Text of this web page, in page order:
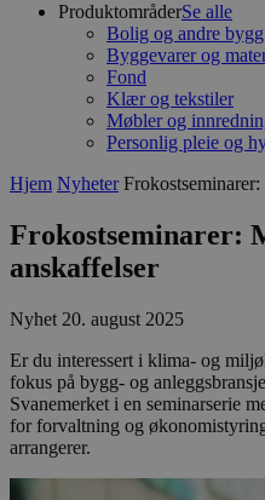
ProduktområderSe alle
Bolig og andre bygg
Byggevarer og
Fond
Klær og tekstiler
Møbler og
Personlig pleie og
Hjem Nyheter
Frokostseminarer:
anskaffelser
Nyhet 20. august 2025
Er du interessert i klima- og
fokus på bygg- og
Svanemerket i en seminarserie
for forvaltning og
arrangerer.